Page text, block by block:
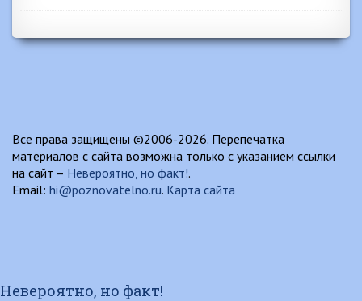
Все права защищены ©2006-2026. Перепечатка
материалов с сайта возможна только с указанием ссылки
на сайт – Невероятно, но факт!.
Email: hi@poznovatelno.ru. Карта сайта
Невероятно, но факт!